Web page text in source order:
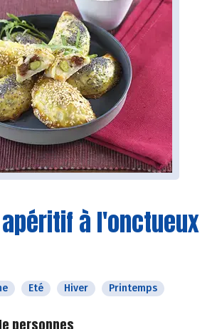
à l'onctueux
Eté Hiver Printemps
personnes